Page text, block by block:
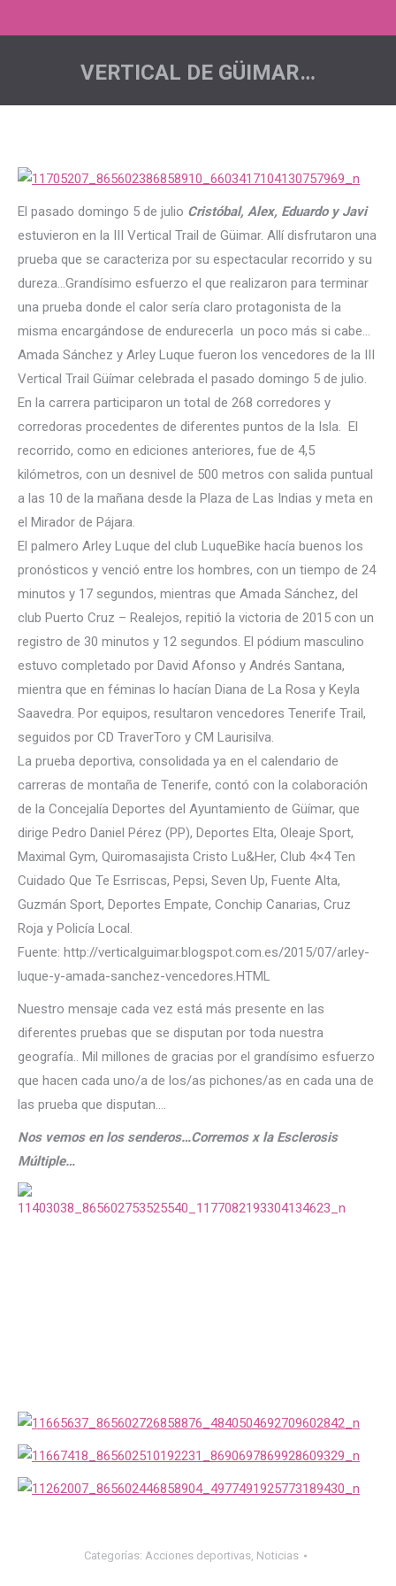
VERTICAL DE GÜIMAR…
El pasado domingo 5 de julio Cristóbal, Alex, Eduardo y Javi
estuvieron en la III Vertical Trail de Güimar. Allí disfrutaron una
prueba que se caracteriza por su espectacular recorrido y su
dureza…Grandísimo esfuerzo el que realizaron para terminar
una prueba donde el calor sería claro protagonista de la
misma encargándose de endurecerla un poco más si cabe…
Amada Sánchez y Arley Luque fueron los vencedores de la III
Vertical Trail Güímar celebrada el pasado domingo 5 de julio.
En la carrera participaron un total de 268 corredores y
corredoras procedentes de diferentes puntos de la Isla. El
recorrido, como en ediciones anteriores, fue de 4,5
kilómetros, con un desnivel de 500 metros con salida puntual
a las 10 de la mañana desde la Plaza de Las Indias y meta en
el Mirador de Pájara.
El palmero Arley Luque del club LuqueBike hacía buenos los
pronósticos y venció entre los hombres, con un tiempo de 24
minutos y 17 segundos, mientras que Amada Sánchez, del
club Puerto Cruz – Realejos, repitió la victoria de 2015 con un
registro de 30 minutos y 12 segundos. El pódium masculino
estuvo completado por David Afonso y Andrés Santana,
mientra que en féminas lo hacían Diana de La Rosa y Keyla
Saavedra. Por equipos, resultaron vencedores Tenerife Trail,
seguidos por CD TraverToro y CM Laurisilva.
La prueba deportiva, consolidada ya en el calendario de
carreras de montaña de Tenerife, contó con la colaboración
de la Concejalía Deportes del Ayuntamiento de Güímar, que
dirige Pedro Daniel Pérez (PP), Deportes Elta, Oleaje Sport,
Maximal Gym, Quiromasajista Cristo Lu&Her, Club 4×4 Ten
Cuidado Que Te Esrriscas, Pepsi, Seven Up, Fuente Alta,
Guzmán Sport, Deportes Empate, Conchip Canarias, Cruz
Roja y Policía Local.
Fuente: http://verticalguimar.blogspot.com.es/2015/07/arley-
luque-y-amada-sanchez-vencedores.HTML
Nuestro mensaje cada vez está más presente en las
diferentes pruebas que se disputan por toda nuestra
geografía.. Mil millones de gracias por el grandísimo esfuerzo
que hacen cada uno/a de los/as pichones/as en cada una de
las prueba que disputan….
Nos vemos en los senderos…Corremos x la Esclerosis
Múltiple…
Categorías: Acciones deportivas, Noticias